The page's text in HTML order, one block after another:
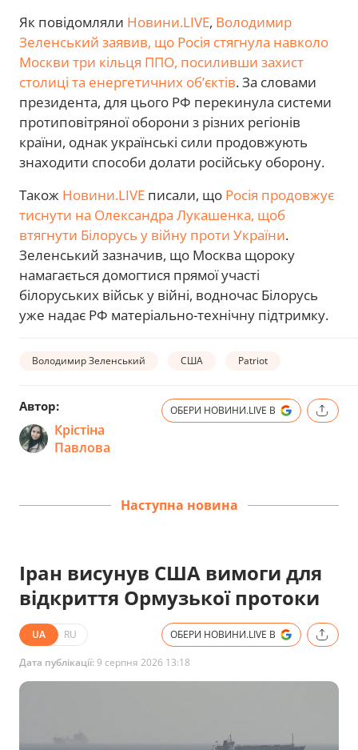
Як повідомляли Новини.LIVE, Володимир
Зеленський заявив, що Росія стягнула навколо
Москви три кільця ППО, посиливши захист
столиці та енергетичних об’єктів. За словами
президента, для цього РФ перекинула системи
протиповітряної оборони з різних регіонів
країни, однак українські сили продовжують
знаходити способи долати російську оборону.
Також Новини.LIVE писали, що Росія продовжує
тиснути на Олександра Лукашенка, щоб
втягнути Білорусь у війну проти України.
Зеленський зазначив, що Москва щороку
намагається домогтися прямої участі
білоруських військ у війні, водночас Білорусь
уже надає РФ матеріально-технічну підтримку.
Володимир Зеленський США Patriot
Автор:
Крістіна
Павлова
ОБЕРИ НОВИНИ.LIVE В
Наступна новина
Іран висунув США вимоги для
відкриття Ормузької протоки
UA RU ОБЕРИ НОВИНИ.LIVE В
Дата публікації:9 серпня 2026 13:18